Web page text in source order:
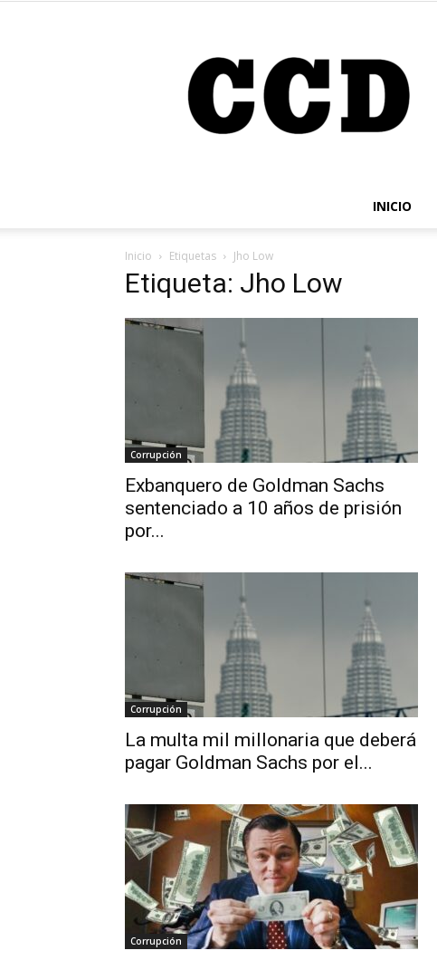
INICIO
Inicio Etiquetas Jho Low
Etiqueta: Jho Low
Corrupción
Exbanquero de Goldman Sachs
sentenciado a 10 años de prisión
por...
Corrupción
La multa mil millonaria que deberá
pagar Goldman Sachs por el...
Corrupción